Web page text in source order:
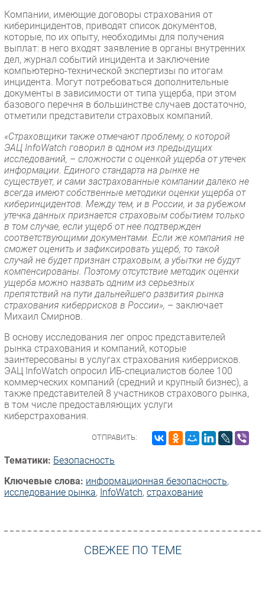
Компании, имеющие договоры страхования от
киберинцидентов, приводят список документов,
которые, по их опыту, необходимы для получения
выплат: в него входят заявление в органы внутренних
дел, журнал событий инцидента и заключение
компьютерно-технической экспертизы по итогам
инцидента. Могут потребоваться дополнительные
документы в зависимости от типа ущерба, при этом
базового перечня в большинстве случаев достаточно,
отметили представители страховых компаний.
«Страховщики также отмечают проблему, о которой
ЭАЦ InfoWatch говорил в одном из предыдущих
исследований, – сложности с оценкой ущерба от утечек
информации. Единого стандарта на рынке не
существует, и сами застрахованные компании далеко не
всегда имеют собственные методики оценки ущерба от
киберинцидентов. Между тем, и в России, и за рубежом
утечка данных признается страховым событием только
в том случае, если ущерб от нее подтвержден
соответствующими документами. Если же компания не
сможет оценить и зафиксировать ущерб, то такой
случай не будет признан страховым, а убытки не будут
компенсированы. Поэтому отсутствие методик оценки
ущерба можно назвать одним из серьезных
препятствий на пути дальнейшего развития рынка
страхования киберрисков в России», – заключает
Михаил Смирнов.
В основу исследования лег опрос представителей
рынка страхования и компаний, которые
заинтересованы в услугах страхования киберрисков.
ЭАЦ InfoWatch опросил ИБ-специалистов более 100
коммерческих компаний (средний и крупный бизнес), а
также представителей 8 участников страхового рынка,
в том числе предоставляющих услуги
киберстрахования.
ОТПРАВИТЬ:
Тематики: Безопасность
Ключевые слова: информационная безопасность,
исследование рынка, InfoWatch, страхование
СВЕЖЕЕ ПО ТЕМЕ